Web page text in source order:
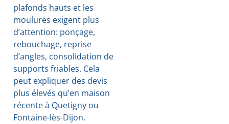
plafonds hauts et les
moulures exigent plus
d’attention: ponçage,
rebouchage, reprise
d’angles, consolidation de
supports friables. Cela
peut expliquer des devis
plus élevés qu’en maison
récente à Quetigny ou
Fontaine-lès-Dijon.